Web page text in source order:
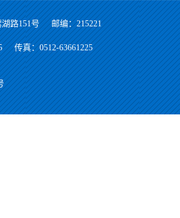
路151号 邮编：215221
传真：0512-63661225